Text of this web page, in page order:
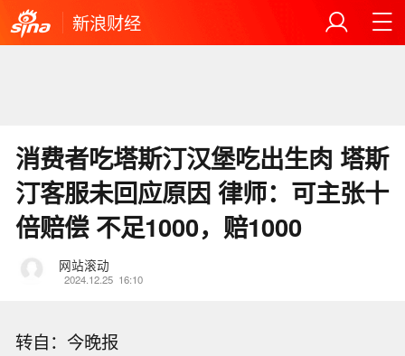
新浪财经
消费者吃塔斯汀汉堡吃出生肉 塔斯
汀客服未回应原因 律师：可主张十
倍赔偿 不足1000，赔1000
网站滚动
2024.12.25 16:10
转自：今晚报